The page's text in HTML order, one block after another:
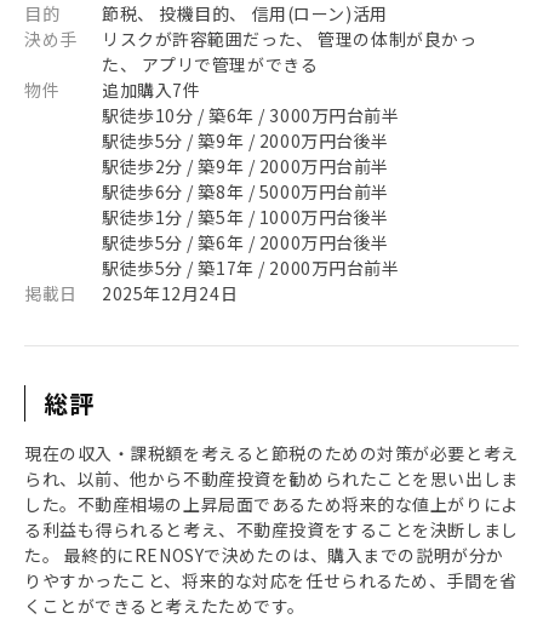
目的
節税、 投機目的、 信用(ローン)活用
決め手
リスクが許容範囲だった、 管理の体制が良かっ
た、 アプリで管理ができる
物件
追加購入7件
駅徒歩10分 / 築6年 / 3000万円台前半
駅徒歩5分 / 築9年 / 2000万円台後半
駅徒歩2分 / 築9年 / 2000万円台前半
駅徒歩6分 / 築8年 / 5000万円台前半
駅徒歩1分 / 築5年 / 1000万円台後半
駅徒歩5分 / 築6年 / 2000万円台後半
駅徒歩5分 / 築17年 / 2000万円台前半
掲載日
2025年12月24日
総評
現在の収入・課税額を考えると節税のための対策が必要と考え
られ、以前、他から不動産投資を勧められたことを思い出しま
した。不動産相場の上昇局面であるため将来的な値上がりによ
る利益も得られると考え、不動産投資をすることを決断しまし
た。 最終的にRENOSYで決めたのは、購入までの説明が分か
りやすかったこと、将来的な対応を任せられるため、手間を省
くことができると考えたためです。